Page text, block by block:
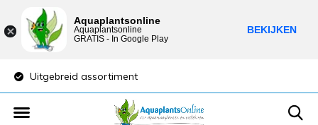
Uitgebreid assortiment
Aquaplantsonline
Aquaplantsonline
GRATIS - In Google Play
BEKIJKEN